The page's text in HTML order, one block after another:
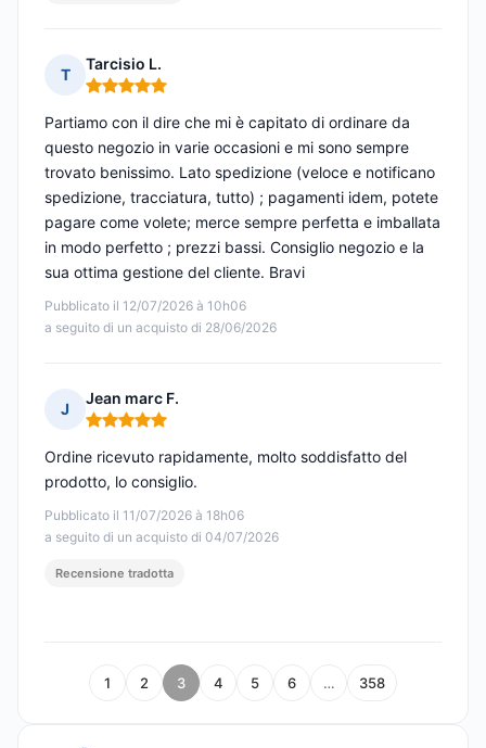
T
Tarcisio L.
Nota: 5 su 5
Pubblicato il 12/07/2026 à 10h06
a seguito di un acquisto di 28/06/2026
Partiamo con il dire che mi è capitato di ordinare da
questo negozio in varie occasioni e mi sono sempre
trovato benissimo. Lato spedizione (veloce e notificano
spedizione, tracciatura, tutto) ; pagamenti idem, potete
pagare come volete; merce sempre perfetta e imballata
in modo perfetto ; prezzi bassi. Consiglio negozio e la
sua ottima gestione del cliente. Bravi
J
Jean marc F.
Nota: 5 su 5
Pubblicato il 11/07/2026 à 18h06
a seguito di un acquisto di 04/07/2026
Ordine ricevuto rapidamente, molto soddisfatto del
prodotto, lo consiglio.
Recensione tradotta
1 2 3 4 5 6 … 358